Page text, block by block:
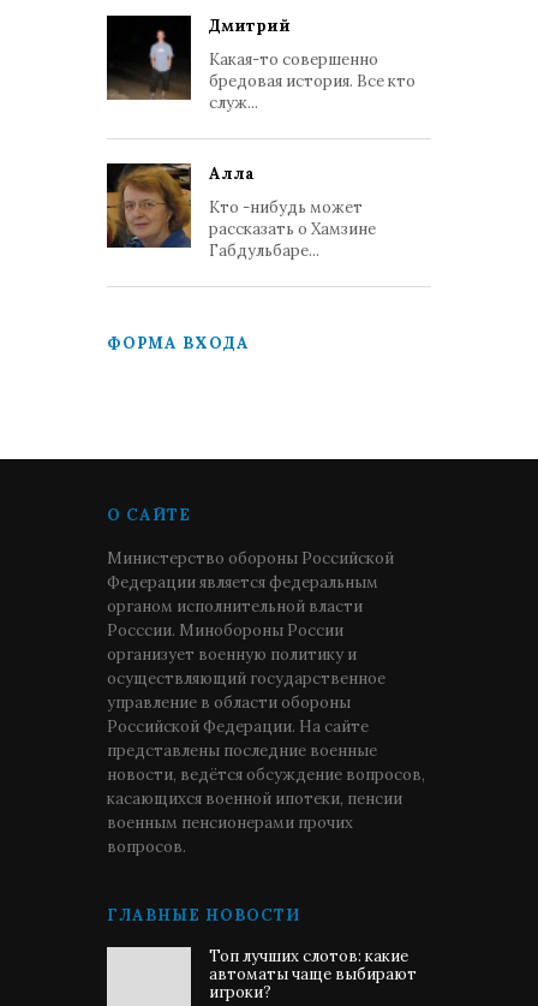
Дмитрий
Какая-то совершенно
бредовая история. Все кто
служ...
Алла
Кто -нибудь может
рассказать о Хамзине
Габдульбаре...
ФОРМА ВХОДА
О САЙТЕ
Министерство обороны Российской
Федерации является федеральным
органом исполнительной власти
Росссии. Минобороны России
организует военную политику и
осуществляющий государственное
управление в области обороны
Российской Федерации. На сайте
представлены последние военные
новости, ведётся обсуждение вопросов,
касающихся военной ипотеки, пенсии
военным пенсионерами прочих
вопросов.
ГЛАВНЫЕ НОВОСТИ
Топ лучших слотов: какие
автоматы чаще выбирают
игроки?